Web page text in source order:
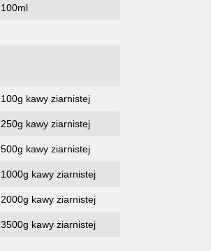
100ml
100g kawy ziarnistej
250g kawy ziarnistej
500g kawy ziarnistej
1000g kawy ziarnistej
2000g kawy ziarnistej
3500g kawy ziarnistej